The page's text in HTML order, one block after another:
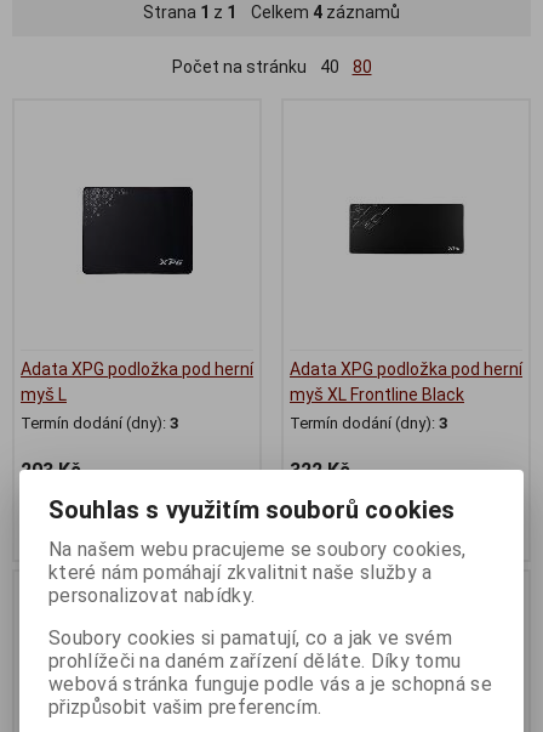
Strana 1 z 1 Celkem 4 záznamů
Počet na stránku 40 80
Adata XPG podložka pod herní
myš L
Termín dodání (dny): 3
203 Kč
Koupit
Adata XPG podložka pod herní
myš XL Frontline Black
Termín dodání (dny): 3
322 Kč
Souhlas s využitím souborů cookies
Na našem webu pracujeme se soubory cookies,
které nám pomáhají zkvalitnit naše služby a
personalizovat nabídky.
Soubory cookies si pamatují, co a jak ve svém
prohlížeči na daném zařízení děláte. Díky tomu
webová stránka funguje podle vás a je schopná se
přizpůsobit vašim preferencím.